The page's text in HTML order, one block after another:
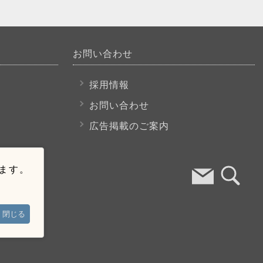
。
閉じる
お問い合わせ
採用情報
お問い合わせ
広告掲載のご案内